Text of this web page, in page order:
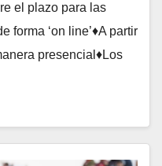
el plazo para las
forma ‘on line’♦A partir
presencial♦Los